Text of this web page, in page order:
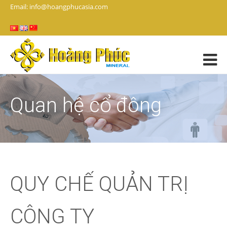
Email: info@hoangphucasia.com
Quan hệ cổ đông
QUY CHẾ QUẢN TRỊ
CÔNG TY